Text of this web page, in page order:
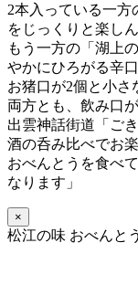
2本入っている一方
をじっくりと楽し
もう一方の「湖上
やかにひろがる辛
お猪口が2個と小さ
両方とも、飲み口
出雲神話街道「ご
酒の呑み比べでお
おべんとうを食べ
なります」
×
松江の味 おべんと